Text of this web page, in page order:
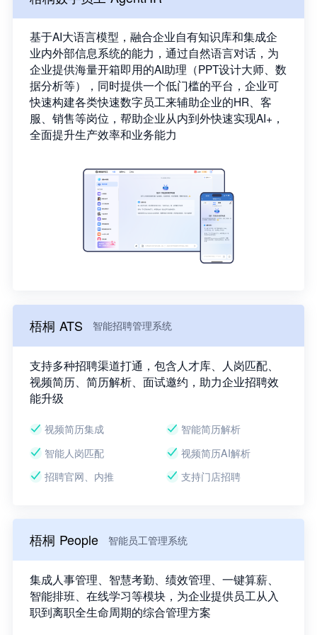
基于AI大语言模型，融合企业自有知识库和集成企
业内外部信息系统的能力，通过自然语言对话，为
企业提供海量开箱即用的AI助理（PPT设计大师、数
据分析等），同时提供一个低门槛的平台，企业可
快速构建各类快速数字员工来辅助企业的HR、客
服、销售等岗位，帮助企业从内到外快速实现AI+，
全面提升生产效率和业务能力
梧桐 ATS 智能招聘管理系统
支持多种招聘渠道打通，包含人才库、人岗匹配、
视频简历、简历解析、面试邀约，助力企业招聘效
能升级
视频简历集成
智能简历解析
智能人岗匹配
视频简历AI解析
招聘官网、内推
支持门店招聘
梧桐 People 智能员工管理系统
集成人事管理、智慧考勤、绩效管理、一键算薪、
智能排班、在线学习等模块，为企业提供员工从入
职到离职全生命周期的综合管理方案